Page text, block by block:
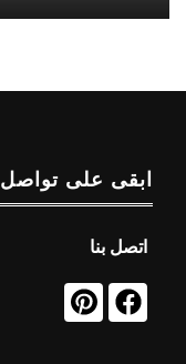
ابقى على تواصل
اتصل بنا